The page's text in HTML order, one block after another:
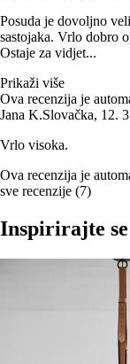
Posuda je dovoljno
sastojaka. Vrlo dobro
Ostaje za vidjet...
Prikaži više
Ova recenzija je
Jana K.Slovačka, 12.
Vrlo visoka.
Ova recenzija je
sve recenzije (7)
Inspirirajte se